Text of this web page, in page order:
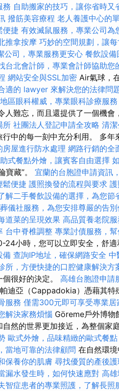
務 自助搬家的技巧，讓你省時又
撥筋美容療程 老人養護中心的
便捷 有效滅鼠服務，專業公司為
推拿按摩 巧妙的空間規劃，讓
公司，專業服務更安心 餐飲設備
台北會計師，專業會計師協助您
網站安全與SSL加密 Air氣球，
適的 lawyer 來解決您的法律問
區眼科權威，專業眼科診療服務
人難忘，而且還提供了一個機會
所 社團法人登記申請全攻略 清
中的每一刻中充分利用。 多年
屋進行防水處理 網路行銷的全
式餐點外燴，讓賓客自由選擇
寶藏”。 宜蘭的台胞證申請資訊
鬆便捷 護照換發的流程與要求
解二手餐飲設備的選擇，為您節
葬儀社服務，為您安排尊嚴的告
道菜的呈現效果 高品質養老院
台中脊椎調整 專業討債服務，
24小時，您可以立即安全，舒適
備 查詢IP地址，確保網路安全 中
所，方便快捷的口腔健康解決方
很好的決定。 高雄台胞證申請
迪亞（Cappadokia）憑藉其特
服務 僅需300元即可享受專業居
解決家務煩惱 Göreme戶外博物
然的世界更加接近，為整個家
歐式外燴，品味精緻的歐式餐點
當地可靠的法律顧問 在自然環
保養你的肌膚 尋找優質的產後
漏水發生時，如何快速應對 高
智症患者的專業照護，了解長照